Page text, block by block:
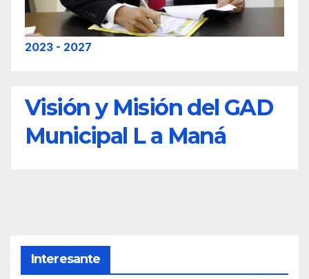
2023 - 2027
Visión y Misión del GAD
Municipal L a Maná
Interesante